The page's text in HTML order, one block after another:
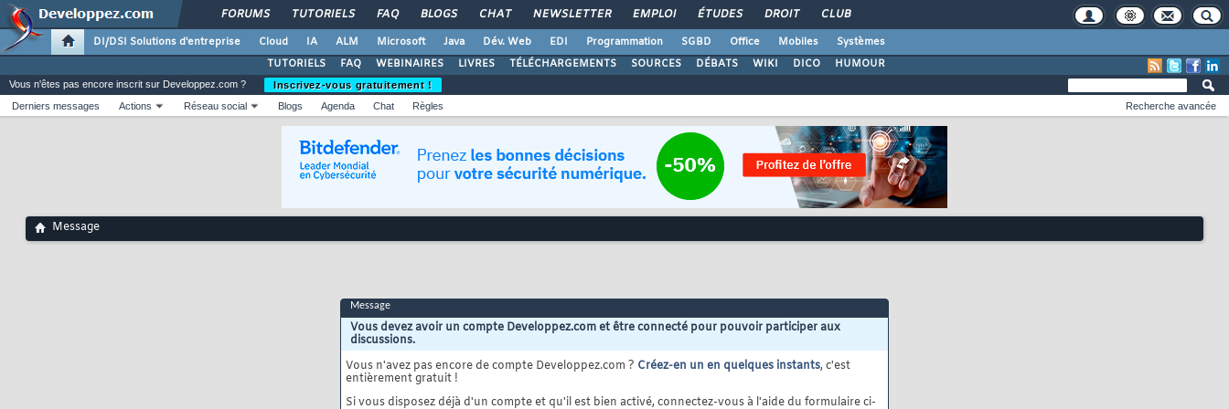
FORUMS TUTORIELS FAQ BLOGS CHAT NEWSLETTER EMPLOI ÉTUDES DROIT CLUB
DI/DSI Solutions d'entreprise Cloud IA ALM Microsoft Java Dév. Web EDI Programmation SGBD Office Mobiles
Systèmes
TUTORIELS
FAQ WEBINAIRES LIVRES TÉLÉCHARGEMENTS SOURCES DÉBATS WIKI DICO HUMOUR
Vous n'êtes pas encore inscrit sur Developpez.com ?
Inscrivez-vous gratuitement !
Derniers messages
Actions Réseau social Blogs Agenda Chat Règles Recherche avancée
Message
Message
Vous devez avoir un compte Developpez.com et être connecté pour pouvoir participer aux
discussions.
Vous n'avez pas encore de compte Developpez.com ? Créez-en un en quelques instants, c'est
entièrement gratuit !
Si vous disposez déjà d'un compte et qu'il est bien activé, connectez-vous à l'aide du formulaire ci-